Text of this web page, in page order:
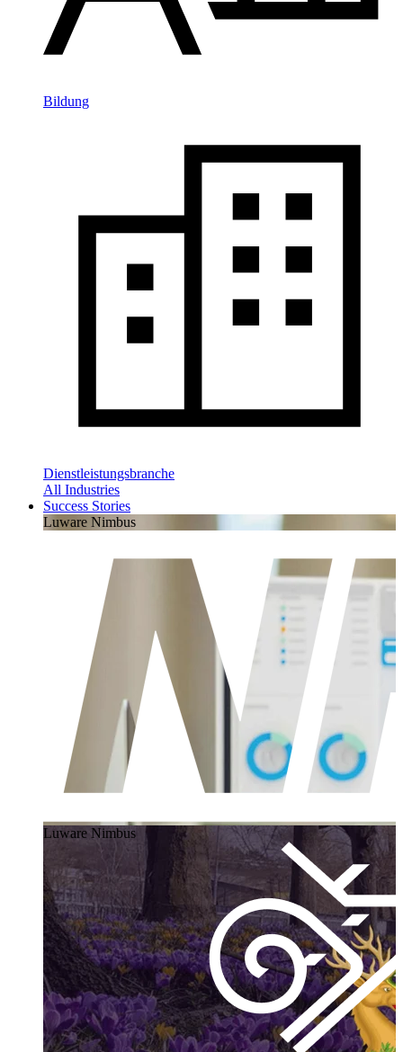
Bildung
Dienstleistungsbranche
All Industries
Success Stories
Luware Nimbus
Luware Nimbus